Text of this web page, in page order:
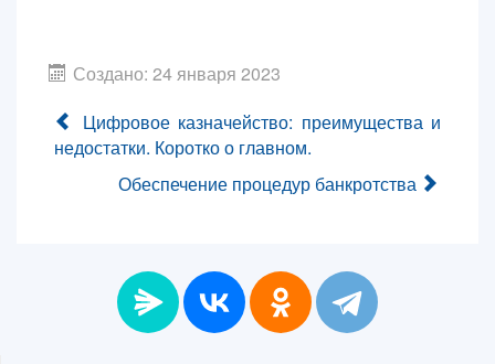
Создано: 24 января 2023
Цифровое казначейство: преимущества и
недостатки. Коротко о главном.
Обеспечение процедур банкротства